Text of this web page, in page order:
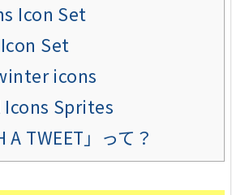
Icon Set
Set
icons
Icons Sprites
A TWEET」って？